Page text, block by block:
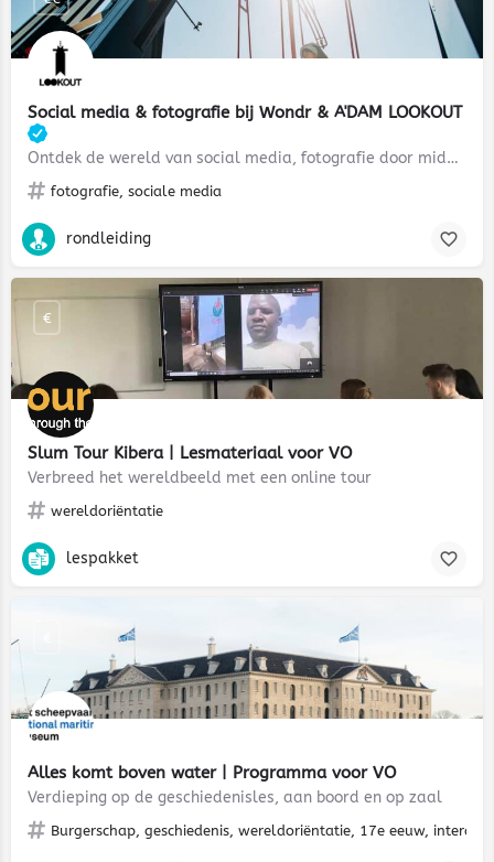
Social media & fotografie bij Wondr & A'DAM LOOKOUT
Ontdek de wereld van social media, fotografie door middel van twee iconische attracties
fotografie, sociale media
rondleiding
Slum Tour Kibera | Lesmateriaal voor VO
Verbreed het wereldbeeld met een online tour
wereldoriëntatie
€
lespakket
Alles komt boven water | Programma voor VO
Verdieping op de geschiedenisles, aan boord en op zaal
Burgerschap, geschiedenis, wereldoriëntatie, 17e eeuw,